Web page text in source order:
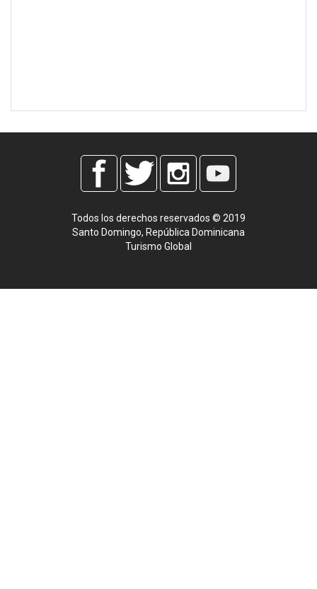
Todos los derechos reservados © 2019
Santo Domingo, República Dominicana
Turismo Global